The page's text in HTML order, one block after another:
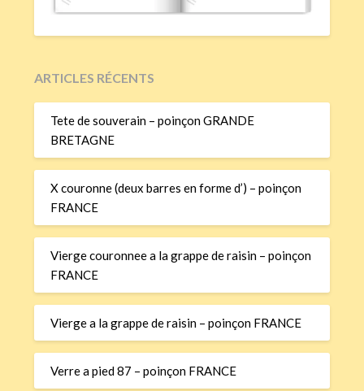
ARTICLES RÉCENTS
Tete de souverain – poinçon GRANDE
BRETAGNE
X couronne (deux barres en forme d’) – poinçon
FRANCE
Vierge couronnee a la grappe de raisin – poinçon
FRANCE
Vierge a la grappe de raisin – poinçon FRANCE
Verre a pied 87 – poinçon FRANCE